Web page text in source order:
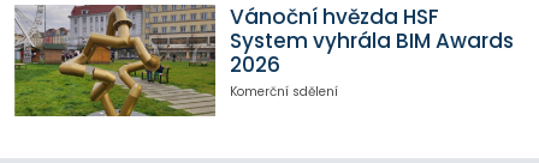
Vánoční hvězda HSF
System vyhrála BIM Awards
2026
Komerční sdělení